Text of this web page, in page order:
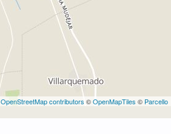
OpenStreetMap contributors ©OpenMapTiles © Parcello